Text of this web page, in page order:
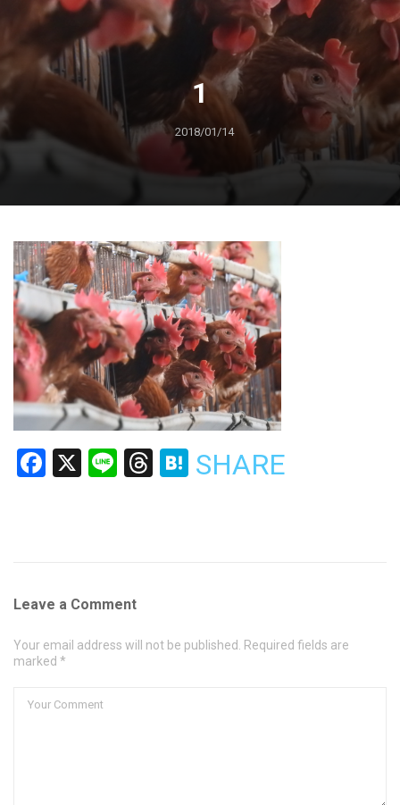
1
2018/01/14
Facebook
X LineThreads
Hatena
SHARE
Leave a Comment
Your email address will not be published. Required fields are
marked *